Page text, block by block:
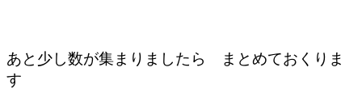
あと少し数が集まりましたら まとめておくりま
す